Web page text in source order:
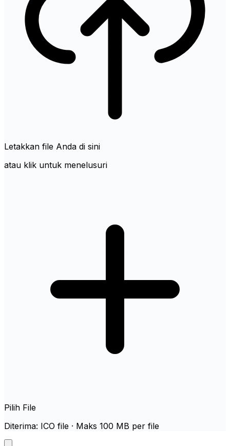
Letakkan file Anda di sini
atau klik untuk menelusuri
Pilih File
Diterima: ICO file · Maks 100 MB per file